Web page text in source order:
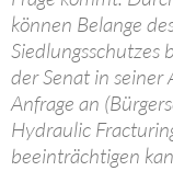
können Belange
Siedlungsschutzes
der Senat in
Anfrage an
Hydraulic
beeinträchtigen